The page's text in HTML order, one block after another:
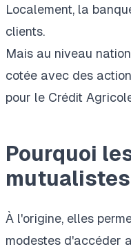
Localement, la
clients.
Mais au niveau
cotée avec des
pour le Crédit
Pourquoi
À l'origine, elles
modestes d'accéder